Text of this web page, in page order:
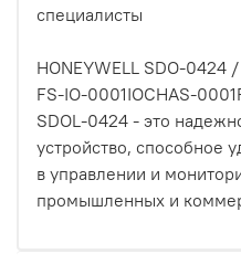
специалисты
HONEYWELL SDO-
FS-IO-0001IOCHAS-
SDOL-0424 - это
устройство, способное
в управлении и
промышленных и